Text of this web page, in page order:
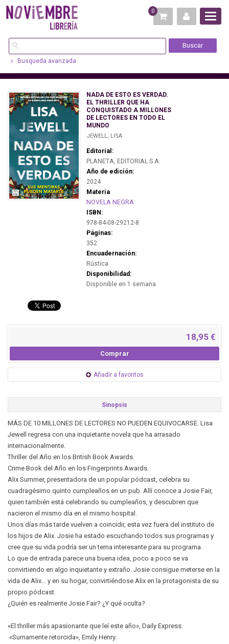
0
Busqueda avanzada
NADA DE ESTO ES VERDAD.
EL THRILLER QUE HA
CONQUISTADO A MILLONES
DE LECTORES EN TODO EL
MUNDO
JEWELL, LISA
Editorial:
PLANETA, EDITORIAL S.A.
Año de edición:
2024
Materia
NOVELA NEGRA
ISBN:
978-84-08-29212-8
Páginas:
352
Encuadernación:
Rústica
Disponibilidad:
Disponible en 1 semana
18,95 €
Comprar
Añadir a favoritos
Sinopsis
MÁS DE 10 MILLONES DE LECTORES NO PUEDEN EQUIVOCARSE. Lisa
Jewell regresa con una inquietante novela que ha arrasado
internacionalmente.
Thriller del Año en los British Book Awards.
Crime Book del Año en los Fingerprints Awards.
Alix Summer, presentadora de un popular pódcast, celebra su
cuadragésimo quinto cumpleaños en un pub. Allí conoce a Josie Fair,
quien también está celebrando su cumpleaños, y descubren que
nacieron el mismo día en el mismo hospital.
Unos días más tarde vuelven a coincidir, esta vez fuera del instituto de
los hijos de Alix. Josie ha estado escuchando todos sus programas y
cree que su vida podría ser un tema interesante para su programa.
Lo que de entrada parece una buena idea, poco a poco se va
convirtiendo en algo inquietante y extraño. Josie consigue meterse en la
vida de Alix… y en su hogar, convirtiéndose Alix en la protagonista de su
propio pódcast.
¿Quién es realmente Josie Fair? ¿Y qué oculta?
«El thriller más apasionante que leí este año», Daily Express.
«Sumamente retorcida», Emily Henry.